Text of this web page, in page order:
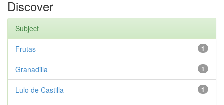
Discover
Subject
1
Frutas
1
Granadilla
1
Lulo de Castilla